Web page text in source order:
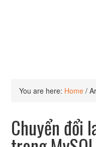
You are here: Home /
Chuyển đổi